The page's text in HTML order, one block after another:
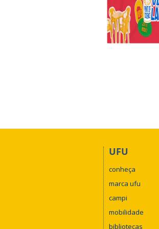
UFU
conheça
marca ufu
campi
mobilidade
bibliotecas